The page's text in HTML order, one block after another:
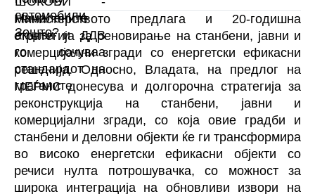
Министерството предлага и
20-годишна
стратегија за реновирање на станбени, јавни и
комерцијални згради со енергетски ефикасни
решенија. Односно, Владата, на предлог на
МЕРМС донесува и долгорочна стратегија за
реконструкција на станбени, јавни и
комерцијални згради, со која овие градби и
станбени и деловни објекти ќе ги трансформира
во високо енергетски ефикасни објекти со
речиси нулта потрошувачка, со можност за
широка интеграција на обновливи извори на